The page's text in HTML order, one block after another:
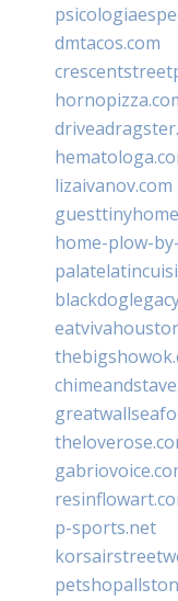
dmtacos.com
lizaivanov.com
home-plow-
p-sports.net